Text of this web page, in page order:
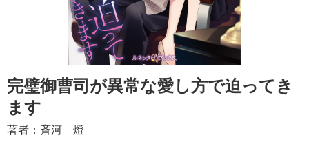
完璧御曹司が異常な愛し方で迫ってき
ます
著者： 斉河 燈